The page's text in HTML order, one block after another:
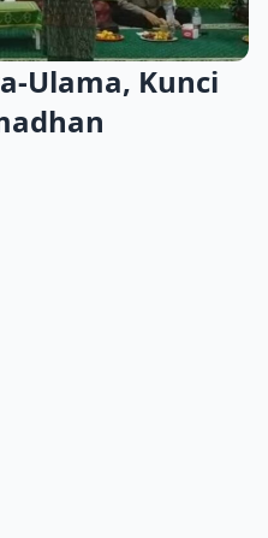
Ulama, Kunci